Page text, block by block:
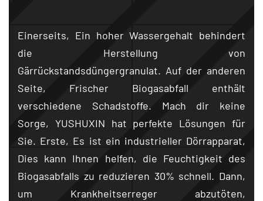
Einerseits, Ein hoher Wassergehalt behindert
die Herstellung von
Gärrückstandsdüngergranulat. Auf der anderen
Seite, Frischer Biogasabfall enthält
verschiedene Schadstoffe. Mach dir keine
Sorge, YUSHUXIN hat perfekte Lösungen für
Sie. Erste, Es ist ein industrieller Dörrapparat,
Dies kann Ihnen helfen, die Feuchtigkeit des
Biogasabfalls zu reduzieren 30% schnell. Dann,
um Krankheitserreger abzutöten,